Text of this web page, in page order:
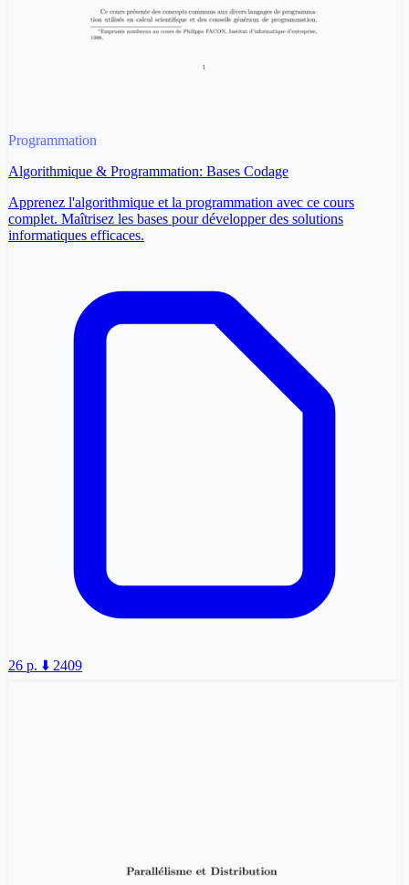
Programmation
Algorithmique & Programmation: Bases Codage
Apprenez l'algorithmique et la programmation avec ce cours
complet. Maîtrisez les bases pour développer des solutions
informatiques efficaces.
26 p. ⬇️ 2409